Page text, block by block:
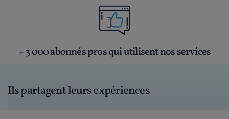
+ 3 000 abonnés pros qui utilisent nos services
Ils partagent leurs expériences